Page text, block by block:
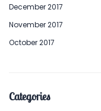
December 2017
November 2017
October 2017
Categories